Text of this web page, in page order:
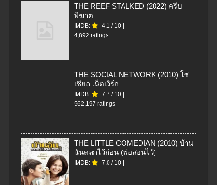
THE REEF STALKED (2022) ครีบ
พิฆาต
IMDB: 4.1 / 10 |
4,892 ratings
THE SOCIAL NETWORK (2010) โซ
เชียล เน็ตเวิร์ก
IMDB: 7.7 / 10 |
562,197 ratings
THE LITTLE COMEDIAN (2010) บ้าน
ฉันตลกไว้ก่อน (พ่อสอนไว้)
IMDB: 7.0 / 10 |